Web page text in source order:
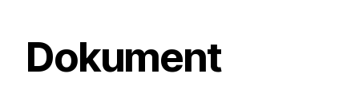
Dokument